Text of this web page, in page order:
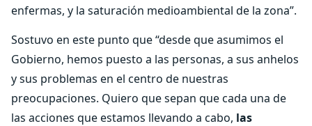
enfermas, y la saturación medioambiental de la zona”.
Sostuvo en este punto que “desde que asumimos el
Gobierno, hemos puesto a las personas, a sus anhelos
y sus problemas en el centro de nuestras
preocupaciones. Quiero que sepan que cada una de
las acciones que estamos llevando a cabo, las